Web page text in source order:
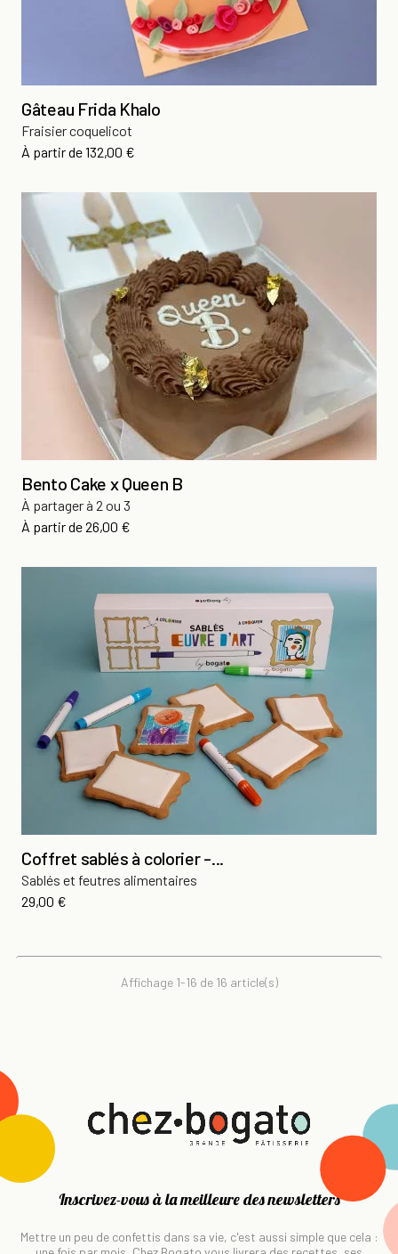
Gâteau Frida Khalo
Fraisier coquelicot
À partir dePrix
132,00 €
Bento Cake x Queen B
À partager à 2 ou 3
À partir dePrix
26,00 €
Coffret sablés à colorier -...
Sablés et feutres alimentaires
Prix
29,00 €
Affichage 1-16 de 16 article(s)
Inscrivez-vous à la meilleure des newsletters
Mettre un peu de confettis dans sa vie, c'est aussi simple que cela :